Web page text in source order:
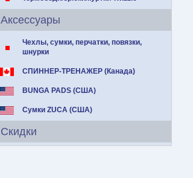
Аксессуары
Чехлы, сумки, перчатки, повязки,
шнурки
СПИННЕР-ТРЕНАЖЕР (Канада)
BUNGA PADS (США)
Сумки ZUCA (США)
Скидки